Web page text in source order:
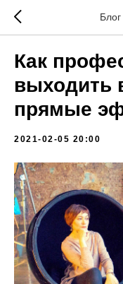
Как
выходить
прямые
2021-02-05 20:00